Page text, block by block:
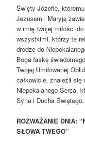
Święty Józefie,
Jezusem i Maryją
w imię twojej miłości
wszystkimi, którzy te
drodze do
Boga łaskę
Twojej Umiłowanej
całkowicie, znaleźli
Niepokalanego Serca,
Syna i Ducha
ROZWAŻANIE DNIA:
SŁOWA TWEGO”